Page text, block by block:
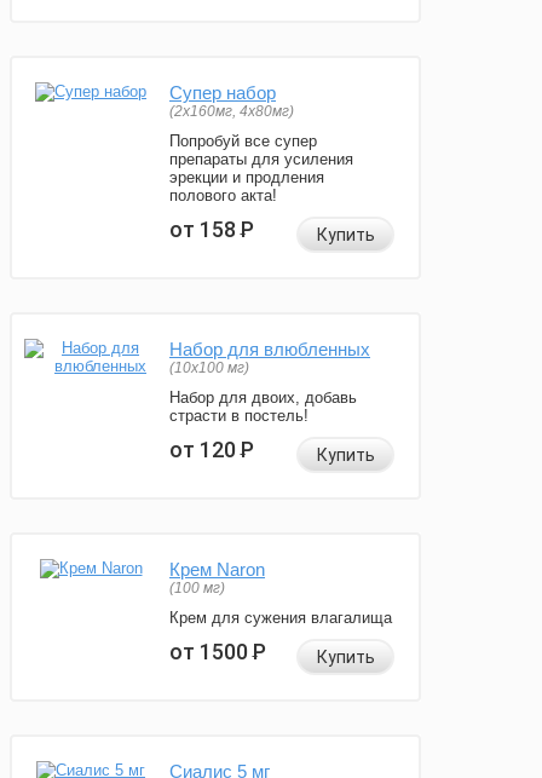
Супер набор
(2х160мг, 4х80мг)
Попробуй все супер
препараты для усиления
эрекции и продления
полового акта!
от 158Р Купить
Набор для влюбленных
(10х100 мг)
Набор для двоих, добавь
страсти в постель!
от 120Р Купить
Крем Naron
(100 мг)
Крем для сужения влагалища
от 1500Р Купить
Сиалис 5 мг